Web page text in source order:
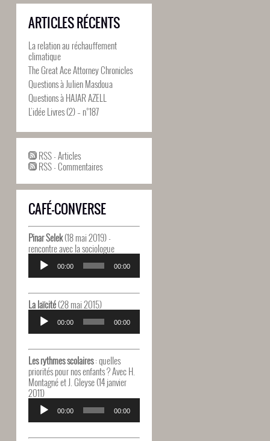
ARTICLES RÉCENTS
La relation au réchauffement
climatique
The Great Ace Attorney Chronicles
Questions à Julien Masdoua
Questions à HAJAR AZELL
L’idée Livres (2) – n°187
RSS - Articles
RSS - Commentaires
CAFÉ-CONVERSE
Pinar Selek(18 mai 2019) -
rencontre avec la sociologue
Lecteur
audio
00:00 00:00
La laïcité(28 mai 2015)
Lecteur
audio
00:00 00:00
Les rythmes scolaires: quelles
priorités pour nos enfants ? Avec H.
Montagné et J. Gleyse (14 janvier
2011)
Lecteur
audio
00:00 00:00